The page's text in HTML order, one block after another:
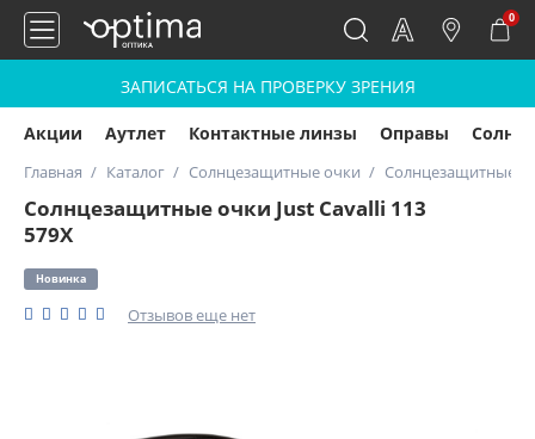
0
ЗАПИСАТЬСЯ НА ПРОВЕРКУ ЗРЕНИЯ
Акции Аутлет Контактные линзы Оправы
Главная Каталог Солнцезащитные очки Солнцезащитные
Солнцезащитные очки Just Cavalli 113
579X
Новинка
Отзывов еще нет